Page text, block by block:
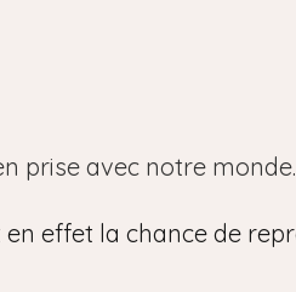
prise avec notre monde.
effet la chance de